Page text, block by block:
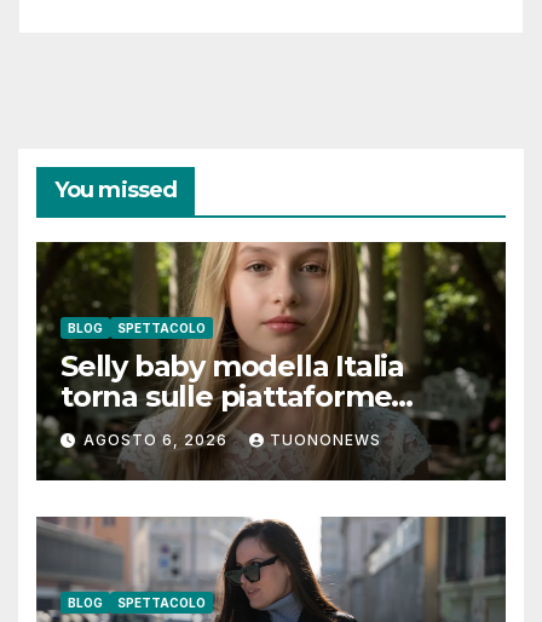
You missed
BLOG SPETTACOLO
Selly baby modella Italia
torna sulle piattaforme
digitali con “Luna lei mi
guarda”
AGOSTO 6, 2026 TUONONEWS
BLOG SPETTACOLO